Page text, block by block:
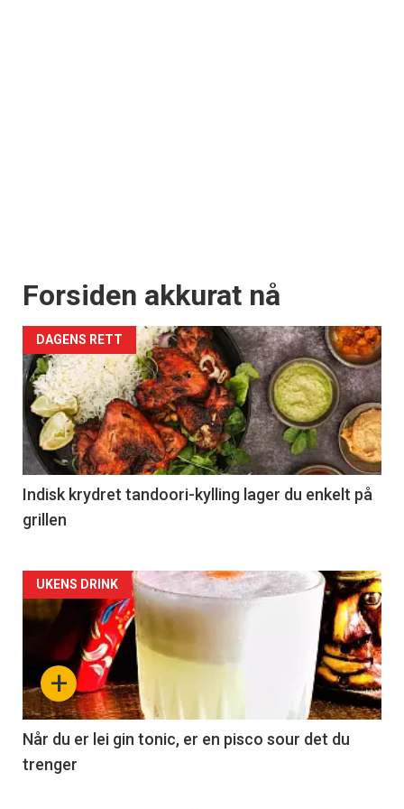
Forsiden akkurat nå
DAGENS RETT
Indisk krydret tandoori-kylling lager du enkelt på
grillen
Forsiden
akkurat
nå
-
2
+
UKENS DRINK
Når du er lei gin tonic, er en pisco sour det du
trenger